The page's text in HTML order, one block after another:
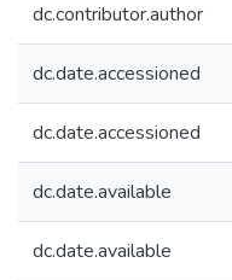
dc.contributor.author
dc.date.accessioned
dc.date.accessioned
dc.date.available
dc.date.available